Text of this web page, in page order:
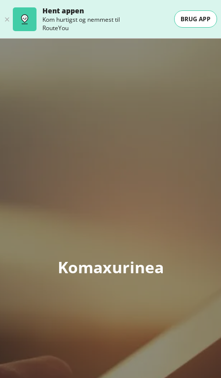
Hent appen
Kom hurtigst og nemmest til
RouteYou
BRUG APP
Komaxurinea